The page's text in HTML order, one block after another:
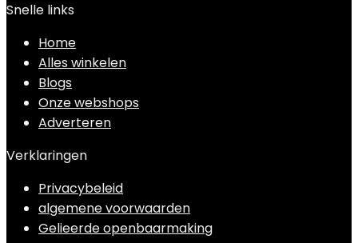
Snelle links
Home
Alles winkelen
Blogs
Onze webshops
Adverteren
Verklaringen
Privacybeleid
algemene voorwaarden
Gelieerde openbaarmaking